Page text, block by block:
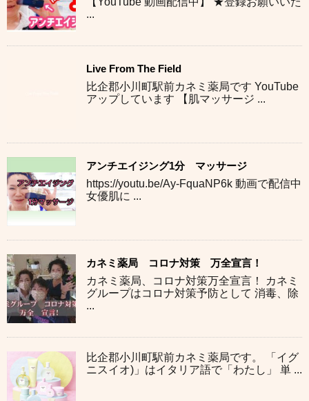
...
Live From The Field
比企郡小川町駅前カネミ薬局です YouTube
アップしています 【肌マッサージ ...
アンチエイジング1分 マッサージ
https://youtu.be/Ay-FquaNP6k 動画で配信中
女優肌に ...
カネミ薬局 コロナ対策 万全宣言！
カネミ薬局、コロナ対策万全宣言！ カネミ
グループはコロナ対策予防として 消毒、除
...
比企郡小川町駅前カネミ薬局です。 「イグ
ニスイオ)」はイタリア語で「わたし」 単 ...